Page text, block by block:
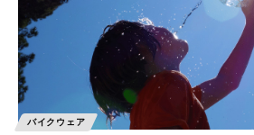
バイクウェア